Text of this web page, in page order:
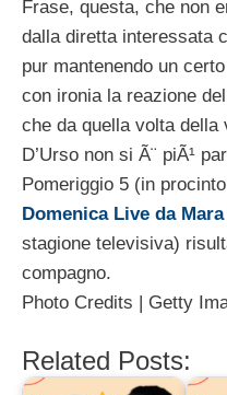
Frase, questa, che non
dalla diretta interessata
pur mantenendo un
con ironia la reazione
che da quella volta della
D’Urso non si Ã¨ piÃ¹
Pomeriggio 5 (in
Domenica Live da
stagione televisiva)
compagno.
Photo Credits | Getty
Related Posts: